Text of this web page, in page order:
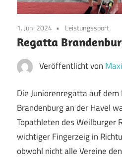
1. Juni 2024 Leistungssport
Regatta
Veröffentlicht von
Die Juniorenregatta auf dem
Brandenburg an der Havel
Topathleten des Weilburger
wichtiger Fingerzeig in
obwohl nicht alle Vereine